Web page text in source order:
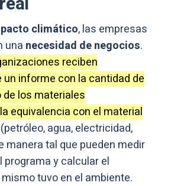
un informe con la cantidad de
de los materiales
equivalencia con el material
agua, electricidad,
manera tal que pueden medir
y calcular el
tuvo en el ambiente.
se den interacciones
que van mucho más
entre GEA y sus clientes,